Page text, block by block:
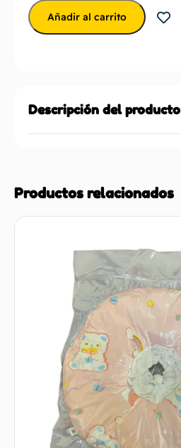
Añadir al carrito
Descripción del producto
Productos relacionados